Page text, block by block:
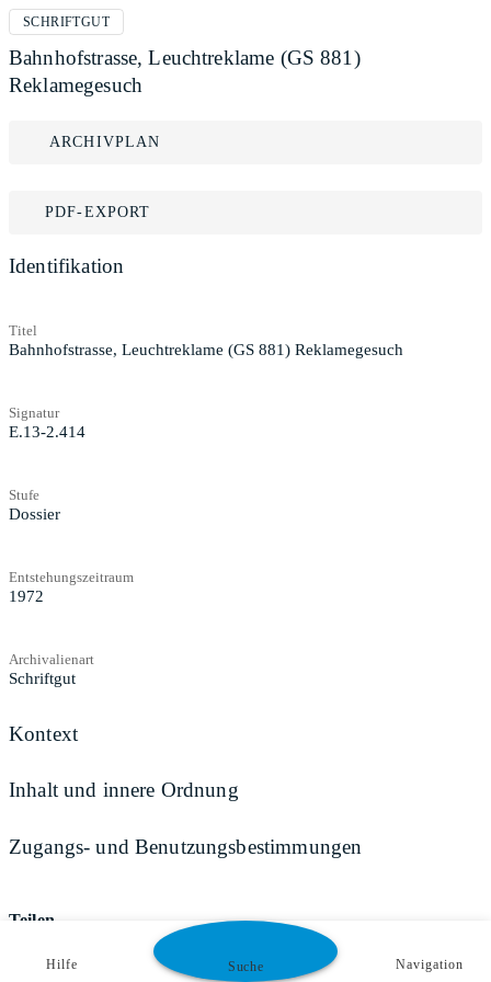
SCHRIFTGUT
Bahnhofstrasse, Leuchtreklame (GS 881)
Reklamegesuch
ARCHIVPLAN
PDF-EXPORT
Identifikation
Titel
Bahnhofstrasse, Leuchtreklame (GS 881) Reklamegesuch
Signatur
E.13-2.414
Stufe
Dossier
Entstehungszeitraum
1972
Archivalienart
Schriftgut
Kontext
Inhalt und innere Ordnung
Zugangs- und Benutzungsbestimmungen
Teilen
Hilfe Suche Navigation